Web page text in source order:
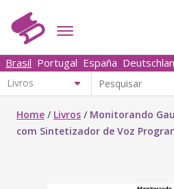
Brasil Portugal España
Home / Livros / Monitorando
com Sintetizador de Voz